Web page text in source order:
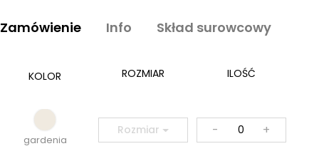
Zamówienie Info Skład surowcowy
KOLOR ROZMIAR ILOŚĆ
gardenia
Rozmiar - +